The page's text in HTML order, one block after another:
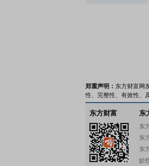
郑重声明： 东方财富网
性、完整性、有效性、
东方财富 东
东
东
东
妙